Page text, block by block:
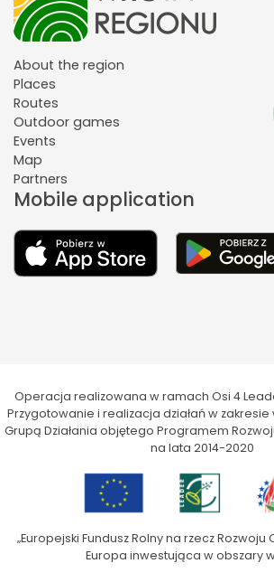
About the region
Places
Routes
Outdoor games
Events
Map
Partners
Mobile application
Operacja realizowana w ramach Osi 4
Przygotowanie i realizacja działań w zakresie
Grupą Działania objętego Programem
na lata 2014-2020
„Europejski Fundusz Rolny na rzecz Rozwoju
Europa inwestująca w obszary